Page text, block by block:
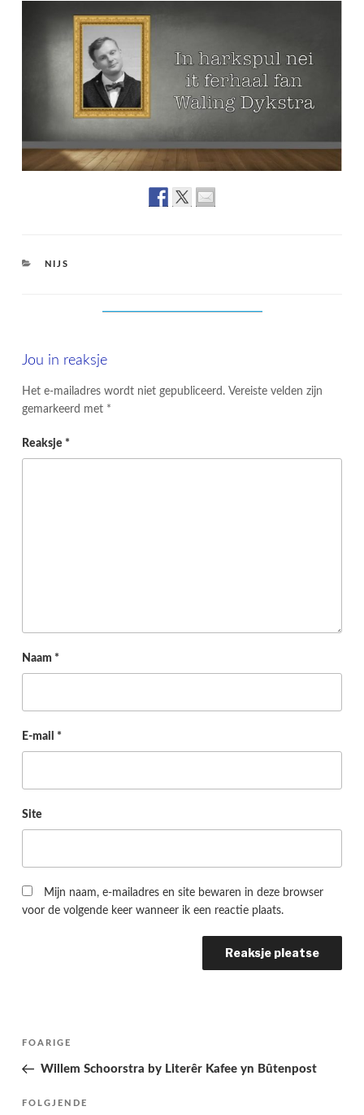
CATEGORIES
NIJS
Jou in reaksje
Het e-mailadres wordt niet gepubliceerd. Vereiste velden zijn
gemarkeerd met *
Reaksje *
Naam *
E-mail *
Site
Mijn naam, e-mailadres en site bewaren in deze browser
voor de volgende keer wanneer ik een reactie plaats.
Berichtnavigatie
Folgjende
pagina
FOARIGE
Willem Schoorstra by Literêr Kafee yn Bûtenpost
Folgjend
FOLGJENDE